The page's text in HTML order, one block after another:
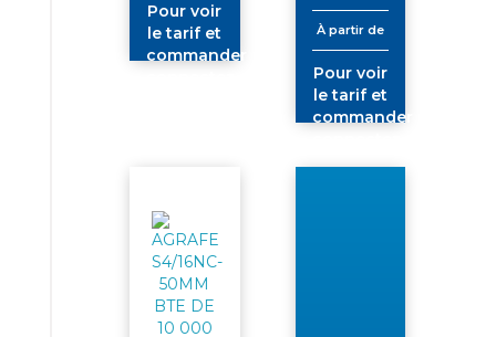
Pour voir
le tarif et
commander
À partir de
Pour voir
le tarif et
commander